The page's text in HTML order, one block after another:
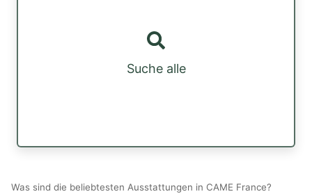
Suche alle
Was sind die beliebtesten Ausstattungen in CAME France?